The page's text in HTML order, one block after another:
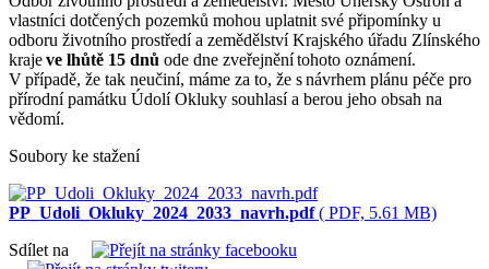
vlastníci dotčených pozemků mohou uplatnit své připomínky u
odboru životního prostředí a zemědělství Krajského úřadu Zlínského
krajeve lhůtě 15 dnů ode dne zveřejněnítohoto oznámení.
V případě, že tak neučiní, máme za to, že s návrhem plánu péče pro
přírodní památku Údolí Okluky souhlasí a berou jeho obsah na
vědomí.
Soubory ke stažení
PP_Udoli_Okluky_2024_2033_navrh.pdf( PDF, 5.61 MB)
Sdílet na